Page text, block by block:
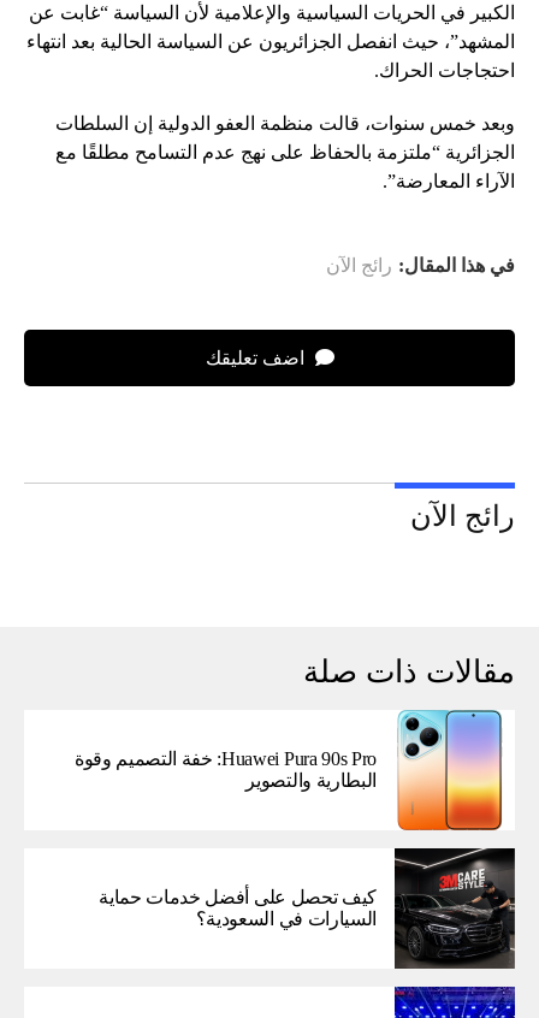
الكبير في الحريات السياسية والإعلامية لأن السياسة “غابت عن
المشهد”، حيث انفصل الجزائريون عن السياسة الحالية بعد انتهاء
احتجاجات الحراك.
وبعد خمس سنوات، قالت منظمة العفو الدولية إن السلطات
الجزائرية “ملتزمة بالحفاظ على نهج عدم التسامح مطلقًا مع
الآراء المعارضة”.
في هذا المقال: رائج الآن
اضف تعليقك
رائج الآن
مقالات ذات صلة
Huawei Pura 90s Pro: خفة التصميم وقوة
البطارية والتصوير
كيف تحصل على أفضل خدمات حماية
السيارات في السعودية؟